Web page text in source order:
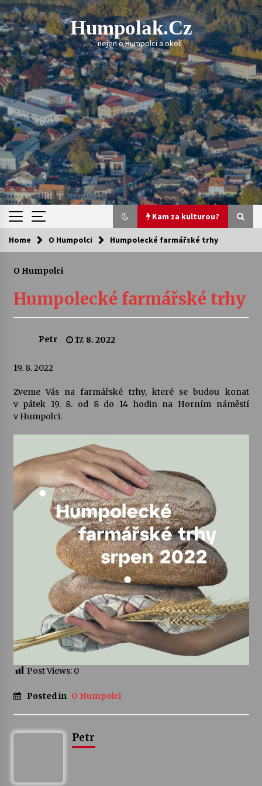
Skip
to
content
Humpolak.cz
. . . . . nejen o Humpolci a okolí
Kam za kulturou?
Kam za kulturou?
Sukuba Ensemble
4. 8. 2026
Vernisáž výstavy Josefíny Duškové: Stávám se
kapkou
Veselí muzikanti
30. 7. 2026
šedesátka: 28. 7.–1. 8. 2026
28. 7. 2026
Letní koncerty ve Stromovce: Kolchoz a
Jenakaši
28. 7. 2026
Votavžatský ploty
23. 7. 2026
Letní koncerty ve Stromovce: Rufus Miller
22. 7. 2026
Vysočinka
17. 7. 2026
Home O Humpolci Humpolecké farmářské trhy
O Humpolci
Humpolecké farmářské trhy
Petr 17. 8. 2022
19. 8. 2022
Zveme Vás na farmářské trhy, které se budou konat
v pátek 19. 8. od 8 do 14 hodin na Horním náměstí
v Humpolci.
Post Views: 0
Posted in O Humpolci
Petr